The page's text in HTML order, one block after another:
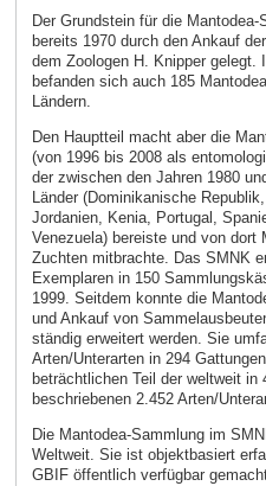
Der Grundstein für die
bereits 1970 durch den Ankauf
dem Zoologen H. Knipper gelegt.
befanden sich auch 185
Ländern.
Den Hauptteil macht aber die
(von 1996 bis 2008 als
der zwischen den Jahren 1980
Länder (Dominikanische
Jordanien, Kenia, Portugal,
Venezuela) bereiste und von dort
Zuchten mitbrachte. Das SMNK
Exemplaren in 150
1999. Seitdem konnte die
und Ankauf von
ständig erweitert werden. Sie
Arten/Unterarten in 294
beträchtlichen Teil der weltweit in
beschriebenen 2.452 Arten/
Die Mantodea-Sammlung im
Weltweit. Sie ist objektbasiert
GBIF öffentlich verfügbar